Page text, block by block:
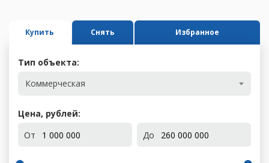
Купить Снять Избранное
Тип объекта:
Коммерческая
Цена, рублей:
От
До